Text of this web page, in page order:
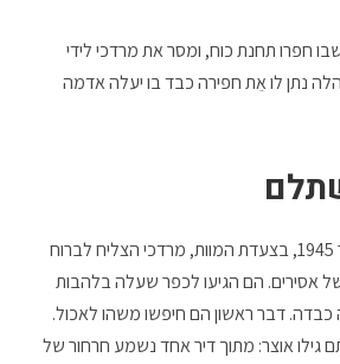
חפרו תחנת כוח, ומסר את מרדכי לידי
נתן לו אֵת חפירה כבד בו יעלה אדמה
עם פינוי אושוויץ בינואר 1945, בצעדת המוות, מרדכי הצליח לברוח
אסירים. הם הגיעו לכפר שעלה בלהבות
דבר ראשון הם חיפשו משהו לאכול.
גילו אוצר: מתוך דיר אחד נשמע חרחור של